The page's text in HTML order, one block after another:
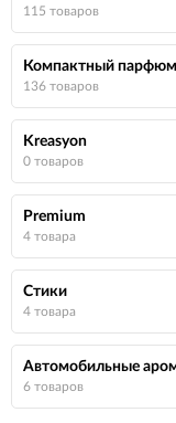
115 товаров
Компактный парфюм
136 товаров
Kreasyon
0 товаров
Premium
4 товара
Стики
4 товара
Автомобильные
6 товаров